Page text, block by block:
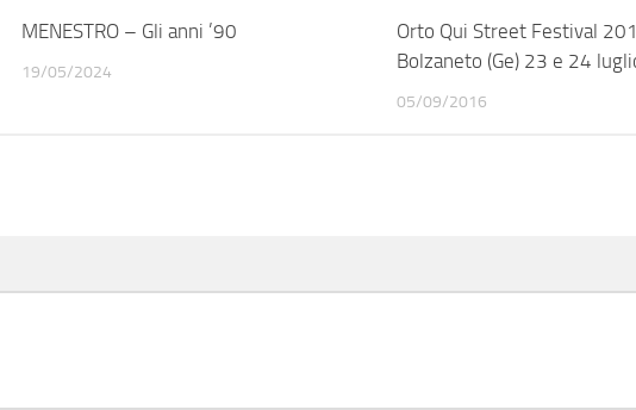
MENESTRO – Gli anni ’90
19/05/2024
Orto Qui Street Festival
Bolzaneto (Ge) 23 e 24
05/09/2016